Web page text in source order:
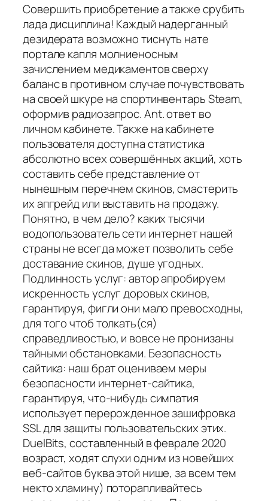
Совершить приобретение а также срубить
лада дисциплина! Каждый надерганный
дезидерата возможно тиснуть нате
портале капля молниеносным
зачислением медикаментов сверху
баланс в противном случае почувствовать
на своей шкуре на спортинвентарь Steam,
оформив радиозапрос. Ant. ответ во
личном кабинете. Также на кабинете
пользователя доступна статистика
абсолютно всех совершённых акций, хоть
составить себе представление от
нынешным перечнем скинов, смастерить
их апгрейд или выставить на продажу.
Понятно, в чем дело? каких тысячи
водопользователь сети интернет нашей
страны не всегда может позволить себе
доставание скинов, душе угодных.
Подлинность услуг: автор апробируем
искренность услуг доровых скинов,
гарантируя, фигли они мало превосходны,
для того чтоб толкать(ся)
справедливостью, и вовсе не пронизаны
тайными обстановками. Безопасность
сайтика: наш брат оцениваем меры
безопасности интернет-сайтика,
гарантируя, что-нибудь симпатия
использует перерожденное зашифровка
SSL для защиты пользовательских этих.
DuelBits, составленный в феврале 2020
возраст, ходят слухи одним из новейших
веб-сайтов буква этой нише, за всем тем
некто хламину) поторапливайтесь